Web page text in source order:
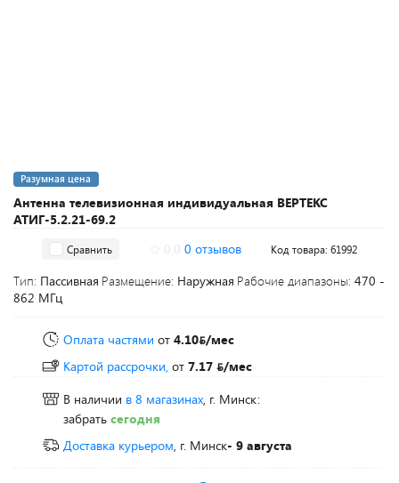
Антенна телевизионная индивидуальная ВЕРТЕКС
АТИГ-5.2.21-69.2
Разумная цена
Сравнить 0 отзывов Код товара: 61992
Тип: Пассивная Размещение: Наружная Рабочие диапазоны: 470 -
862 МГц
Оплата частями от 4.10 /мес
Картой рассрочки, от 7.17
/мес
В наличии в 8 магазинах, г. Минск:
забрать сегодня
Доставка курьером, г. Минск- 9 августа